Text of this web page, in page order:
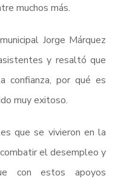
muchos más.
Jorge Márquez
y resaltó que
confianza, por qué es
muy exitoso.
que se vivieron en la
el desempleo y
con estos apoyos